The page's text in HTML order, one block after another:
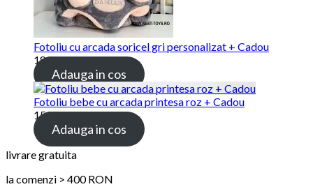
Fotoliu cu arcada soricel gri personalizat + Cadou
189.00lei
Adauga in cos
Fotoliu bebe cu arcada printesa roz + Cadou
159.00lei
Adauga in cos
livrare gratuita
la comenzi > 400 RON